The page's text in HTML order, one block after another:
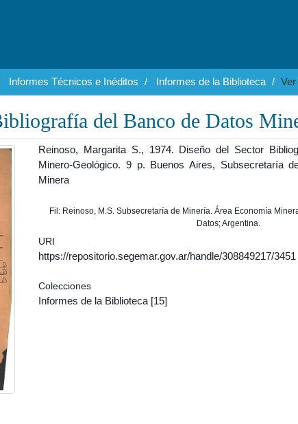
Informes Técnicos e Inéditos Informes de la Biblioteca
del Banco de Datos
Reinoso, Margarita S., 1974. Diseño del Sector
Minero-Geológico. 9 p. Buenos Aires, Subsecretaría
Minera
Fil: Reinoso, M.S. Subsecretaría de Minería. Área Economía
Datos; Argentina.
URI
https://repositorio.segemar.gov.ar/handle/308849217/3451
Colecciones
Informes de la Biblioteca [15]